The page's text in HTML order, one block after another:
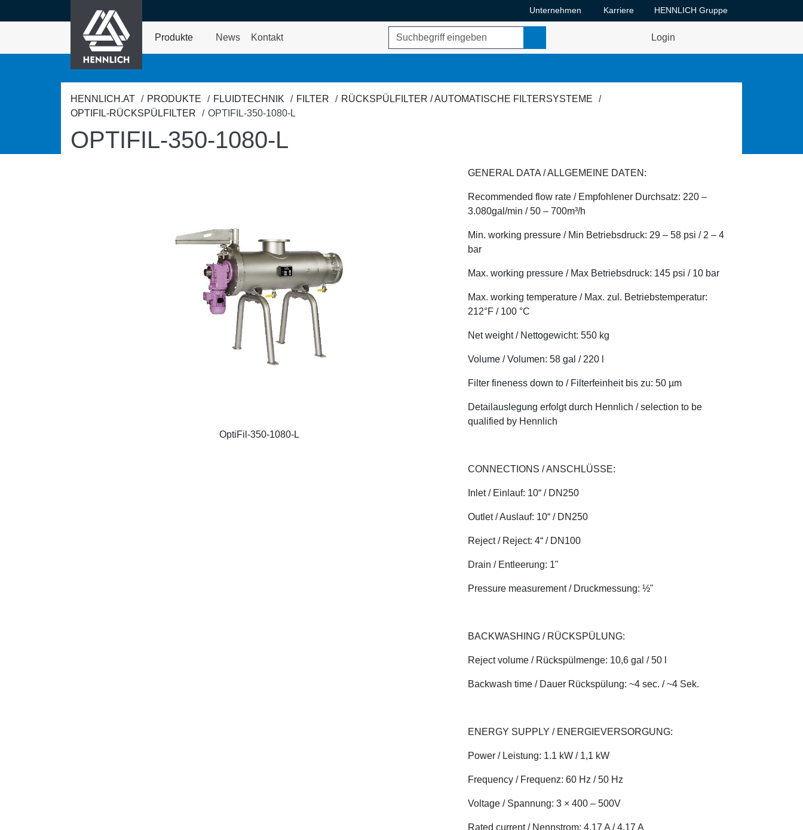
Unternehmen
Dropdown-Menü Unternehmen umschalten
Karriere
Dropdown-Menü Karriere umschalten
HENNLICH Gruppe
Produkte
Dropdown-Menü Produkte umschalten
News Kontakt Suchbegriff Login
HENNLICH.AT PRODUKTE FLUIDTECHNIK FILTER
RÜCKSPÜLFILTER / AUTOMATISCHE FILTERSYSTEME
OPTIFIL-RÜCKSPÜLFILTER
OPTIFIL-350-1080-L
OPTIFIL-350-1080-L
OptiFil-350-1080-L
GENERAL DATA / ALLGEMEINE DATEN:
Recommended flow rate / Empfohlener Durchsatz: 220 –
3.080gal/min / 50 – 700m³/h
Min. working pressure / Min Betriebsdruck: 29 – 58 psi / 2 – 4
bar
Max. working pressure / Max Betriebsdruck: 145 psi / 10 bar
Max. working temperature / Max. zul. Betriebstemperatur:
212°F / 100 °C
Net weight / Nettogewicht: 550 kg
Volume / Volumen: 58 gal / 220 l
Filter fineness down to / Filterfeinheit bis zu: 50 µm
Detailauslegung erfolgt durch Hennlich / selection to be
qualified by Hennlich
CONNECTIONS / ANSCHLÜSSE:
Inlet / Einlauf: 10“ / DN250
Outlet / Auslauf: 10“ / DN250
Reject / Reject: 4“ / DN100
Drain / Entleerung: 1"
Pressure measurement / Druckmessung: ½"
BACKWASHING / RÜCKSPÜLUNG:
Reject volume / Rückspülmenge: 10,6 gal / 50 l
Backwash time / Dauer Rückspülung: ~4 sec. / ~4 Sek.
ENERGY SUPPLY / ENERGIEVERSORGUNG:
Power / Leistung: 1.1 kW / 1,1 kW
Frequency / Frequenz: 60 Hz / 50 Hz
Voltage / Spannung: 3 × 400 – 500V
Rated current / Nennstrom: 4.17 A / 4,17 A